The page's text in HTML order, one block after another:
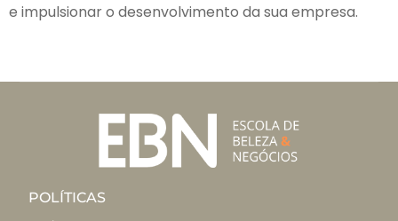
e impulsionar o desenvolvimento da sua empresa.
POLÍTICAS